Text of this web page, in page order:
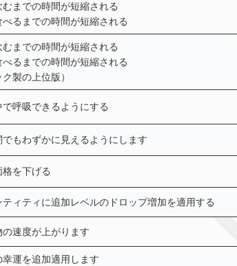
までの時間が短縮される
るまでの時間が短縮される
までの時間が短縮される
るまでの時間が短縮される
ク製の上位版）
呼吸できるようにする
もわずかに見えるようにします
を下げる
ィティに追加レベルのドロップ増加を適用する
速度が上がります
運を追加適用します